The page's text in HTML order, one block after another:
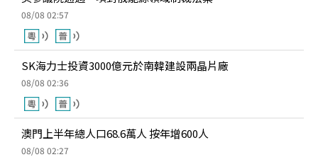
08/08 02:57
SK海力士投資3000億元於南韓建設兩晶片廠
08/08 02:36
澳門上半年總人口68.6萬人 按年增600人
08/08 02:27